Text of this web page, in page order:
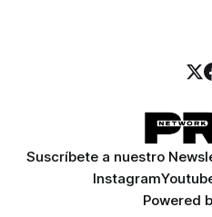
Suscríbete a nuestro
Instagram
Powered